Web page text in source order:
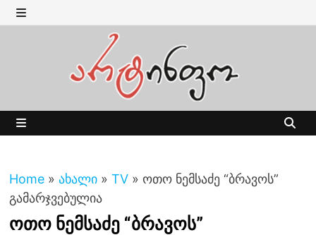
Skip
to MENU
Home » ახალი » TV » ოთო ნემსაძე “ბრავოს”
გამარჯვებულია
ოთო ნემსაძე “ბრავოს”